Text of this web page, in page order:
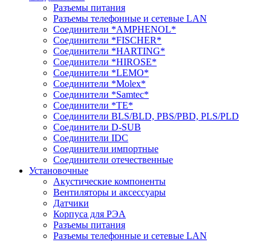
Разъемы питания
Разъемы телефонные и сетевые LAN
Соединители *AMPHENOL*
Соединители *FISCHER*
Соединители *HARTING*
Соединители *HIROSE*
Соединители *LEMO*
Соединители *Molex*
Соединители *Samtec*
Соединители *TE*
Соединители BLS/BLD, PBS/PBD, PLS/PLD
Соединители D-SUB
Соединители IDC
Соединители импортные
Соединители отечественные
Установочные
Акустические компоненты
Вентиляторы и аксессуары
Датчики
Корпуса для РЭА
Разъемы питания
Разъемы телефонные и сетевые LAN